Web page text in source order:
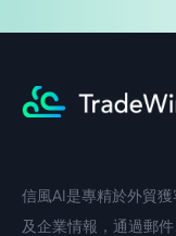
中文入口
信風AI是專精於外貿
及企業情報，通過郵